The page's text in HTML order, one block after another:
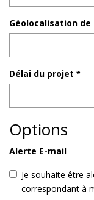
Géolocalisation de
Délai du projet *
Options
Alerte E-mail
Je souhaite être
correspondant à